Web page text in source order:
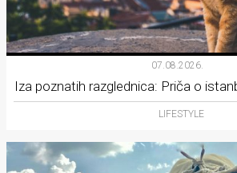
07.08.2026.
Iza poznatih razglednica: Priča o
LIFESTYLE